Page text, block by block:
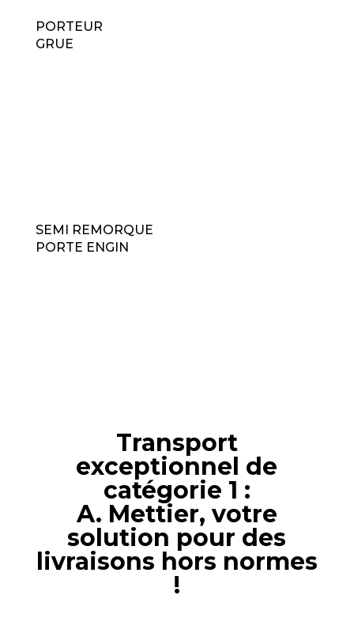
PORTEUR
GRUE
SEMI REMORQUE
PORTE ENGIN
Transport
exceptionnel de
catégorie 1 :
A. Mettier, votre
solution pour des
livraisons hors normes
!